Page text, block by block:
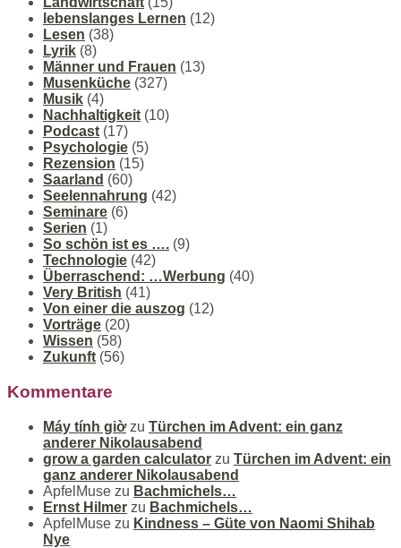
lebenslanges Lernen (12)
Lesen (38)
Lyrik (8)
Männer und Frauen (13)
Musenküche (327)
Musik (4)
Nachhaltigkeit (10)
Podcast (17)
Psychologie (5)
Rezension (15)
Saarland (60)
Seelennahrung (42)
Seminare (6)
Serien (1)
So schön ist es …. (9)
Technologie (42)
Überraschend: …Werbung (40)
Very British (41)
Von einer die auszog (12)
Vorträge (20)
Wissen (58)
Zukunft (56)
Kommentare
Máy tính giờzu Türchen im Advent: ein ganz
anderer Nikolausabend
grow a garden calculator zu Türchen im Advent: ein
ganz anderer Nikolausabend
ApfelMuse zu Bachmichels…
Ernst Hilmer zu Bachmichels…
ApfelMuse zu Kindness – Güte von Naomi Shihab
Nye